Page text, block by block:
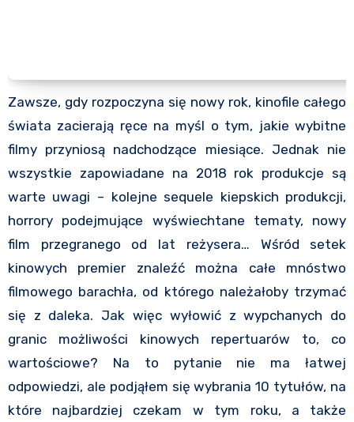
Zawsze, gdy rozpoczyna się nowy rok, kinofile całego
świata zacierają ręce na myśl o tym, jakie wybitne
filmy przyniosą nadchodzące miesiące. Jednak nie
wszystkie zapowiadane na 2018 rok produkcje są
warte uwagi – kolejne sequele kiepskich produkcji,
horrory podejmujące wyświechtane tematy, nowy
film przegranego od lat reżysera… Wśród setek
kinowych premier znaleźć można całe mnóstwo
filmowego barachła, od którego należałoby trzymać
się z daleka. Jak więc wyłowić z wypchanych do
granic możliwości kinowych repertuarów to, co
wartościowe? Na to pytanie nie ma łatwej
odpowiedzi, ale podjąłem się wybrania 10 tytułów, na
które najbardziej czekam w tym roku, a także